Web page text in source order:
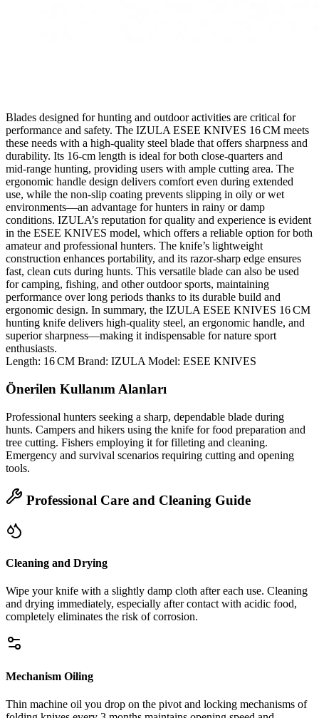
Blades designed for hunting and outdoor activities are critical for
performance and safety. The IZULA ESEE KNIVES 16 CM meets
these needs with a high‑quality steel blade that offers sharpness and
durability. Its 16‑cm length is ideal for both close‑quarters and
mid‑range hunting, providing users with ample cutting area. The
ergonomic handle design delivers comfort even during extended
use, while the non‑slip coating prevents slipping in oily or wet
environments—an advantage for hunters in rainy or damp
conditions. IZULA’s reputation for quality and experience is evident
in the ESEE KNIVES model, which offers a reliable option for both
amateur and professional hunters. The knife’s lightweight
construction enhances portability, and its razor‑sharp edge ensures
fast, clean cuts during hunts. This versatile blade can also be used
for camping, fishing, and other outdoor sports, maintaining
performance over long periods thanks to its durable build and
ergonomic design. In summary, the IZULA ESEE KNIVES 16 CM
hunting knife delivers high‑quality steel, an ergonomic handle, and
superior sharpness—making it indispensable for nature sport
enthusiasts.
Length: 16 CM Brand: IZULA Model: ESEE KNIVES
Önerilen Kullanım Alanları
Professional hunters seeking a sharp, dependable blade during
hunts. Campers and hikers using the knife for food preparation and
tree cutting. Fishers employing it for filleting and cleaning.
Emergency and survival scenarios requiring cutting and opening
tools.
Professional Care and Cleaning Guide
Cleaning and Drying
Wipe your knife with a slightly damp cloth after each use. Cleaning
and drying immediately, especially after contact with acidic food,
completely eliminates the risk of corrosion.
Mechanism Oiling
Thin machine oil you drop on the pivot and locking mechanisms of